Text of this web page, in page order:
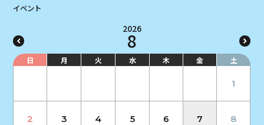
イベント
2026
8
日 月 火 水 木 金 土
1
2 3 4 5 6 7 8